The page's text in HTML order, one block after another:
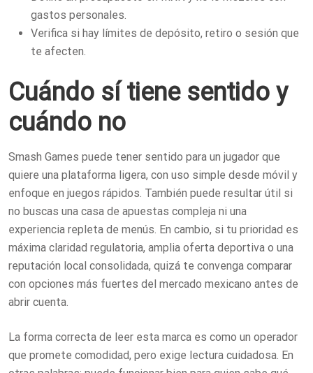
gastos personales.
Verifica si hay límites de depósito, retiro o sesión que
te afecten.
Cuándo sí tiene sentido y
cuándo no
Smash Games puede tener sentido para un jugador que
quiere una plataforma ligera, con uso simple desde móvil y
enfoque en juegos rápidos. También puede resultar útil si
no buscas una casa de apuestas compleja ni una
experiencia repleta de menús. En cambio, si tu prioridad es
máxima claridad regulatoria, amplia oferta deportiva o una
reputación local consolidada, quizá te convenga comparar
con opciones más fuertes del mercado mexicano antes de
abrir cuenta.
La forma correcta de leer esta marca es como un operador
que promete comodidad, pero exige lectura cuidadosa. En